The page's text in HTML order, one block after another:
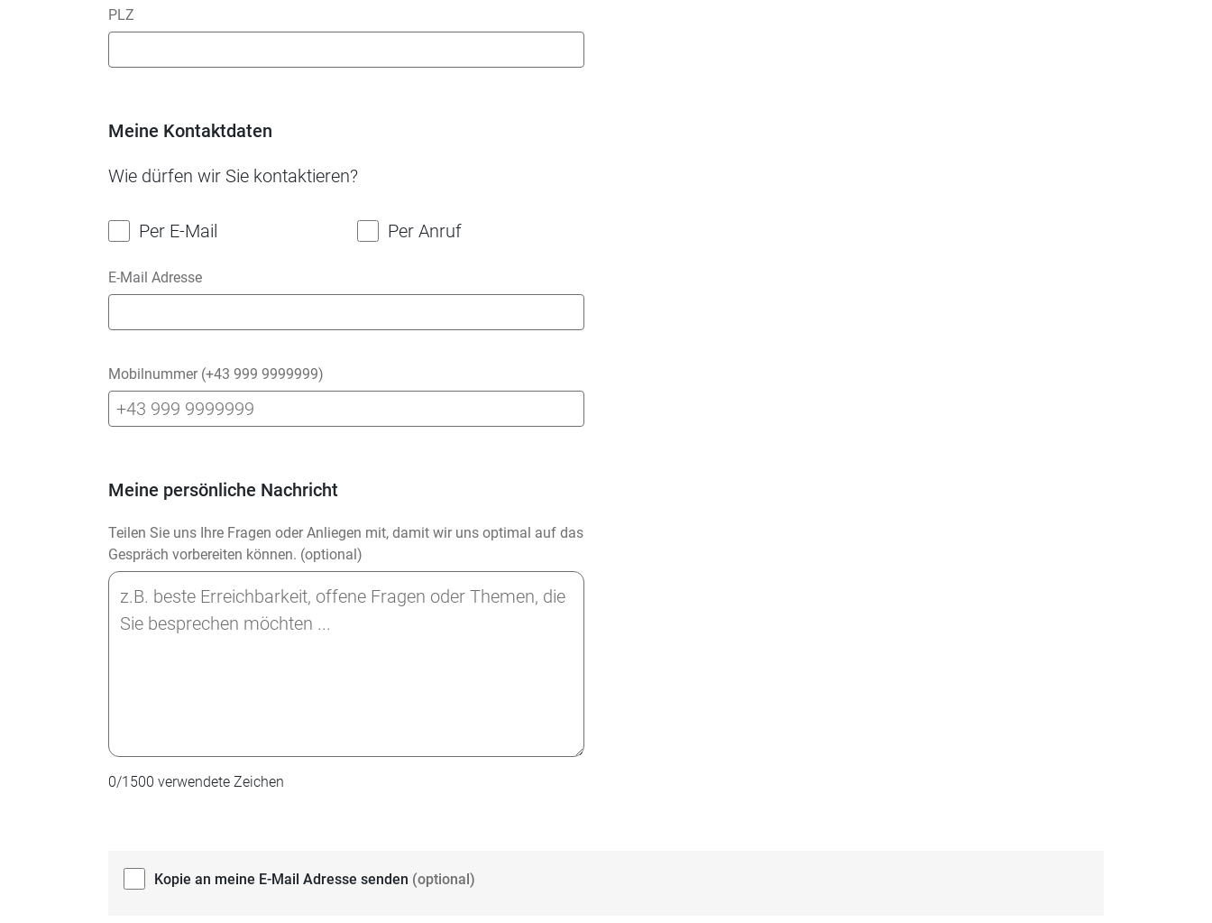
PLZ
Meine Kontaktdaten
Wie dürfen wir Sie kontaktieren?
Per E-Mail Per Anruf
E-Mail Adresse
Mobilnummer (+43 999 9999999)
Meine persönliche Nachricht
Teilen Sie uns Ihre Fragen oder Anliegen mit, damit wir uns optimal auf das
Gespräch vorbereiten können. (optional)
0/1500 verwendete Zeichen
Kopie an meine E-Mail Adresse senden (optional)